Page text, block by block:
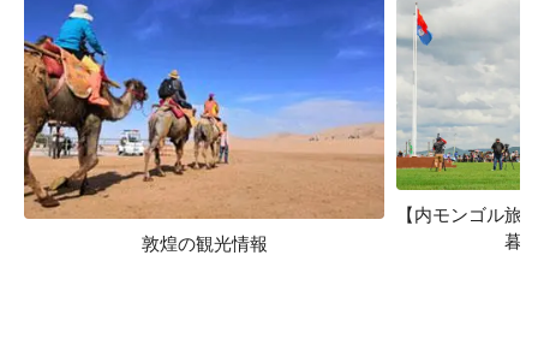
敦煌の観光情報
【内モンゴル旅
暮